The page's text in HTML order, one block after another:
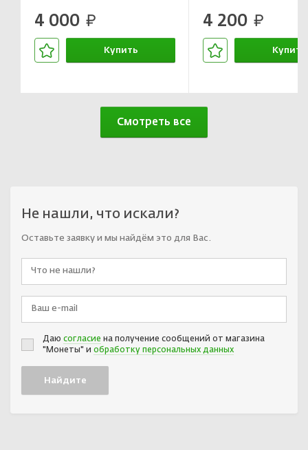
Германии»
4 000 руб.
Купить
4 200 руб.
Купить
Смотреть все
Не нашли, что искали?
Оставьте заявку и мы найдём это для Вас.
Даю согласие на получение сообщений от магазина
"Монеты" и обработку персональных данных